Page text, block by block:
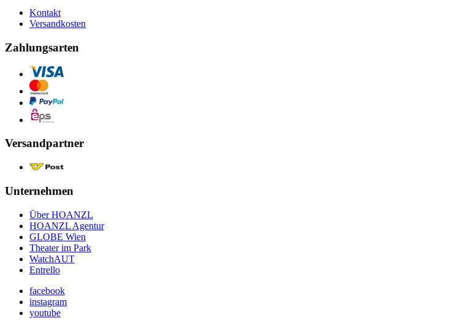
Kontakt
Versandkosten
Zahlungsarten
Versandpartner
Unternehmen
Über HOANZL
HOANZL Agentur
GLOBE Wien
Theater im Park
WatchAUT
Entrello
facebook
instagram
youtube